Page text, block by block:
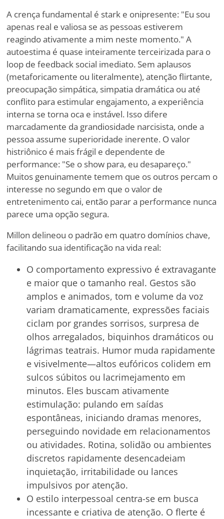
A crença fundamental é stark e onipresente: "Eu sou
apenas real e valiosa se as pessoas estiverem
reagindo ativamente a mim neste momento." A
autoestima é quase inteiramente terceirizada para o
loop de feedback social imediato. Sem aplausos
(metaforicamente ou literalmente), atenção flirtante,
preocupação simpática, simpatia dramática ou até
conflito para estimular engajamento, a experiência
interna se torna oca e instável. Isso difere
marcadamente da grandiosidade narcisista, onde a
pessoa assume superioridade inerente. O valor
histriônico é mais frágil e dependente de
performance: "Se o show para, eu desapareço."
Muitos genuinamente temem que os outros percam o
interesse no segundo em que o valor de
entretenimento cai, então parar a performance nunca
parece uma opção segura.
Millon delineou o padrão em quatro domínios chave,
facilitando sua identificação na vida real:
O comportamento expressivo é extravagante
e maior que o tamanho real. Gestos são
amplos e animados, tom e volume da voz
variam dramaticamente, expressões faciais
ciclam por grandes sorrisos, surpresa de
olhos arregalados, biquinhos dramáticos ou
lágrimas teatrais. Humor muda rapidamente
e visivelmente—altos eufóricos colidem em
sulcos súbitos ou lacrimejamento em
minutos. Eles buscam ativamente
estimulação: pulando em saídas
espontâneas, iniciando dramas menores,
perseguindo novidade em relacionamentos
ou atividades. Rotina, solidão ou ambientes
discretos rapidamente desencadeiam
inquietação, irritabilidade ou lances
impulsivos por atenção.
O estilo interpessoal centra-se em busca
incessante e criativa de atenção. O flerte é